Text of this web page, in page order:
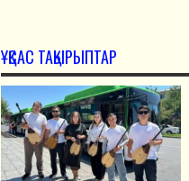
ҰҚСАС ТАҚЫРЫПТАР